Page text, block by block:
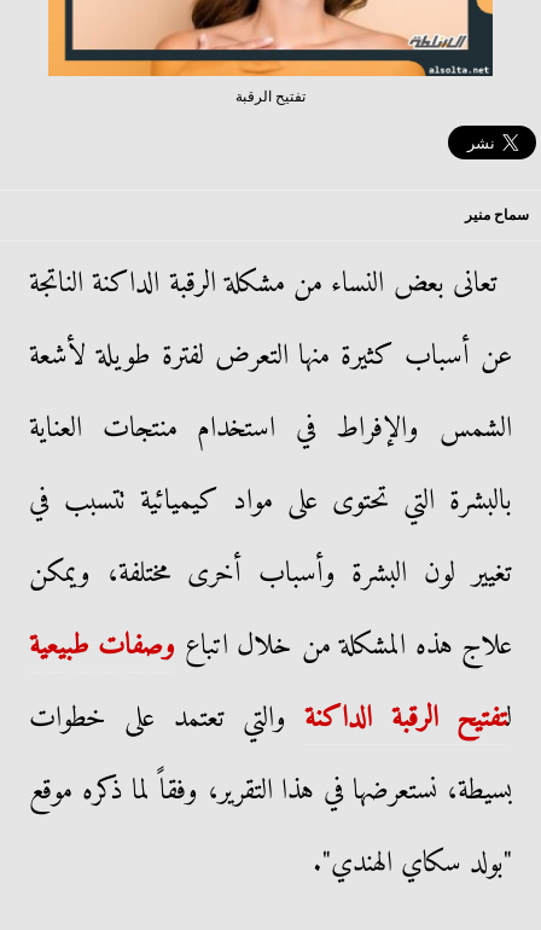
تفتيح الرقبة
سماح منير
تعانى بعض النساء من مشكلة الرقبة الداكنة الناتجة
عن أسباب كثيرة منها التعرض لفترة طويلة لأشعة
الشمس والإفراط في استخدام منتجات العناية
بالبشرة التي تحتوى على مواد كيميائية تتسبب في
تغيير لون البشرة وأسباب أخرى مختلفة، ويمكن
علاج هذه المشكلة من خلال اتباع وصفات طبيعية
لتفتيح الرقبة الداكنةوالتي تعتمد على خطوات
بسيطة، نستعرضها في هذا التقرير، وفقاً لما ذكره موقع
"بولد سكاي الهندي".